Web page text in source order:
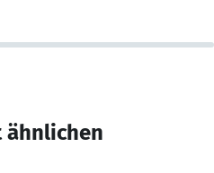
ähnlichen